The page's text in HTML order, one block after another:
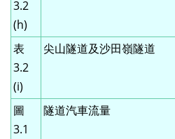
3.2
(h)
表
3.2
(i)
尖山隧道及沙田嶺隧道
圖
3.1
隧道汽車流量